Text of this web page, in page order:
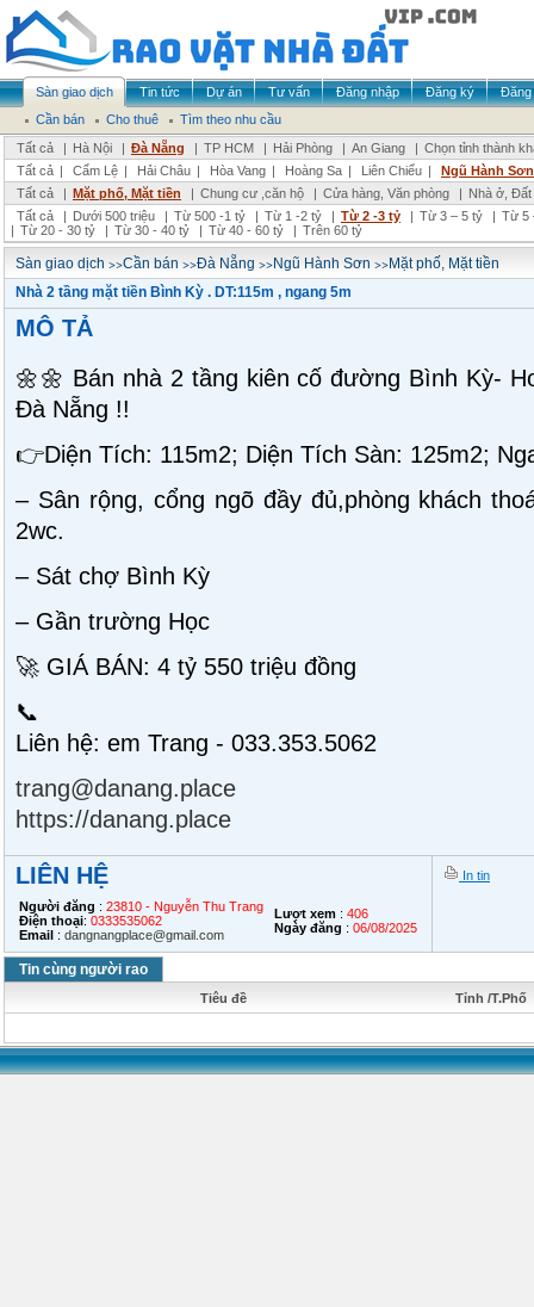
Sàn giao dịch Tin tức Dự án Tư vấn Đăng nhập Đăng ký
Đăng
Cần bán
Cho thuê
Tìm theo nhu cầu
Tất cả
| Hà Nội | Đà Nẵng | TP HCM | Hải Phòng | An Giang | Chọn tỉnh thành
Tất cả | Cẩm Lệ | Hải Châu | Hòa Vang | Hoàng Sa | Liên Chiểu |
Ngũ Hành Sơn
Tất cả
| Mặt phố, Mặt tiền | Chung cư ,căn hộ | Cửa hàng, Văn phòng | Nhà ở,
Tất cả
| Dưới 500 triệu | Từ 500 -1 tỷ | Từ 1 -2 tỷ | Từ 2 -3 tỷ | Từ 3 – 5 tỷ | Từ 5
| Từ 20 - 30 tỷ | Từ 30 - 40 tỷ | Từ 40 - 60 tỷ | Trên 60 tỷ
Sàn giao dịch >>Cần bán >>Đà Nẵng >>Ngũ Hành Sơn >>Mặt phố, Mặt tiền
Nhà 2 tầng mặt tiền Bình Kỳ . DT:115m , ngang 5m
MÔ TẢ
🌼🌼 Bán nhà 2 tầng kiên cố đường Bình Kỳ-
Đà Nẵng !!
👉Diện Tích: 115m2; Diện Tích Sàn: 125m2;
– Sân rộng, cổng ngõ đầy đủ,phòng khách
2wc.
– Sát chợ Bình Kỳ
– Gần trường Học
🚀 GIÁ BÁN: 4 tỷ 550 triệu đồng
📞
Liên hệ: em Trang - 033.353.5062
trang@danang.place
https://danang.place
LIÊN HỆ
Người đăng : 23810 - Nguyễn Thu Trang
Điện thoại: 0333535062
Email : dangnangplace@gmail.com
Lượt xem : 406
Ngày đăng : 06/08/2025
In tin
Tin cùng người rao
Tiêu đề Tỉnh /T.Phố